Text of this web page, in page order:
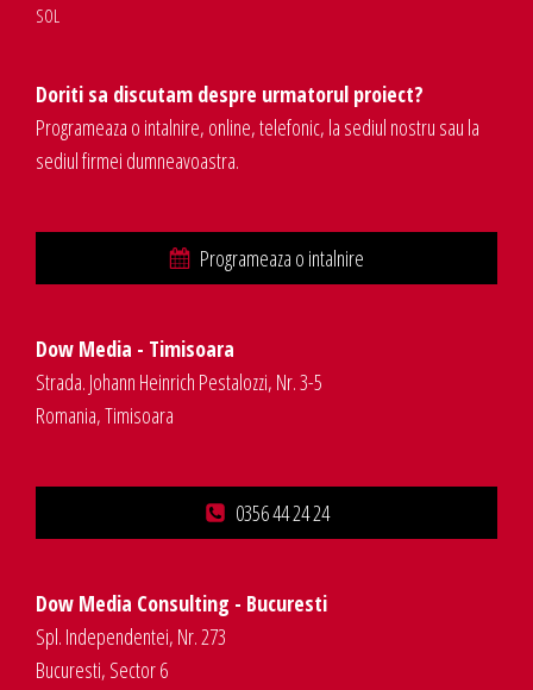
SOL
Doriti sa discutam despre urmatorul proiect?
Programeaza o intalnire, online, telefonic, la sediul nostru sau la
sediul firmei dumneavoastra.
Programeaza o intalnire
Dow Media - Timisoara
Strada. Johann Heinrich Pestalozzi, Nr. 3-5
Romania, Timisoara
0356 44 24 24
Dow Media Consulting - Bucuresti
Spl. Independentei, Nr. 273
Bucuresti, Sector 6